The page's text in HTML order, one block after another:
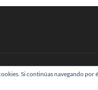
por:Theme Freesia|
Si continúas navegando por